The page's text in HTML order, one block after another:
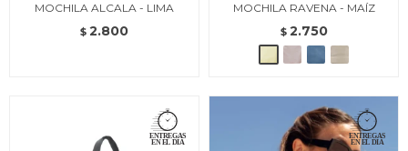
MOCHILA ALCALA - LIMA
$ 2.800
MOCHILA RAVENA - MAÍZ
$ 2.750